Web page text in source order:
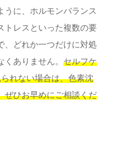
うに、ホルモンバランス
トレスといった複数の要
、どれか一つだけに対処
ありません。 セルフケ
れない場合は、色素沈
ぜひお早めにご相談くだ